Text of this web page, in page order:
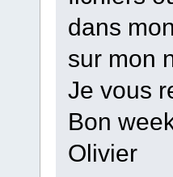
dans
sur mon
Je vous
Bon
Olivier